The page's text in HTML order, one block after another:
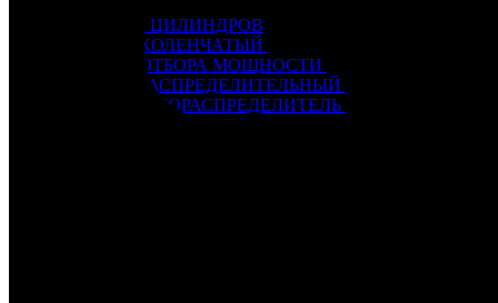
БЛОК ЦИЛИНДРОВ
ВАЛ КОЛЕНЧАТЫЙ
ВАЛ ОТБОРА МОЩНОСТИ
ВАЛ РАСПРЕДЕЛИТЕЛЬНЫЙ
ВОЗДУХОРАСПРЕДЕЛИТЕЛЬ
ГОЛОВКА БЛОКА